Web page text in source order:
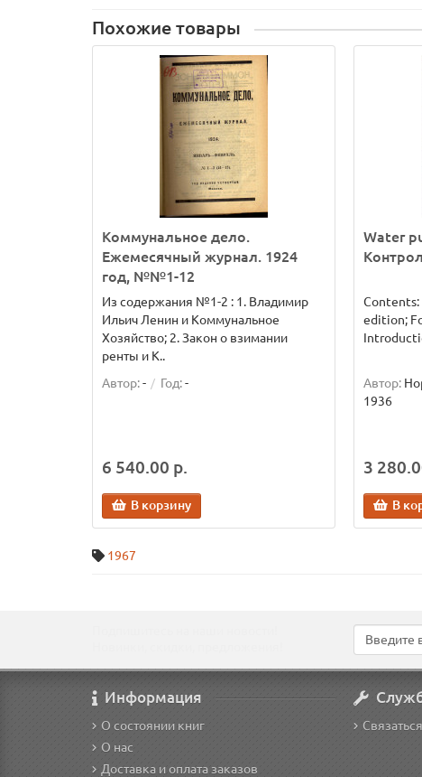
Похожие товары
Коммунальное дело.
Ежемесячный журнал. 1924
год, №№1-12
Из содержания №1-2 : 1. Владимир
Ильич Ленин и Коммунальное
Хозяйство; 2. Закон о взимании
ренты и К..
Автор:- Год:-
6 540.00 р.
В корзину
Water
edition;
Автор:
1936
3
В
1967
Информация
О состоянии книг
О нас
Доставка и оплата заказов